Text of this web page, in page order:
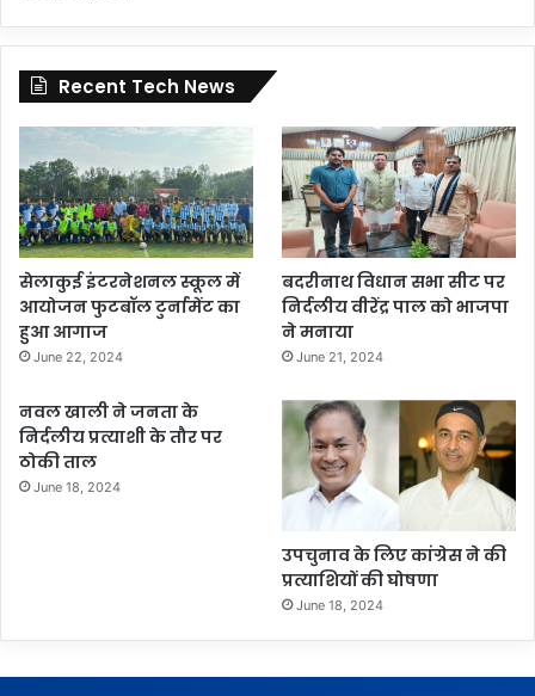
Recent Tech News
सेलाकुई इंटरनेशनल स्कूल में
आयोजन फुटबॉल टुर्नामेंट का
हुआ आगाज
June 22, 2024
बदरीनाथ विधान सभा सीट पर
निर्दलीय वीरेंद्र पाल को भाजपा
ने मनाया
June 21, 2024
नवल खाली ने जनता के
निर्दलीय प्रत्याशी के तौर पर
ठोकी ताल
June 18, 2024
उपचुनाव के लिए कांग्रेस ने की
प्रत्याशियों की घोषणा
June 18, 2024